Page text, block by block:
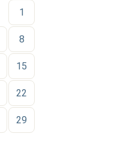
1
8
15
22
29